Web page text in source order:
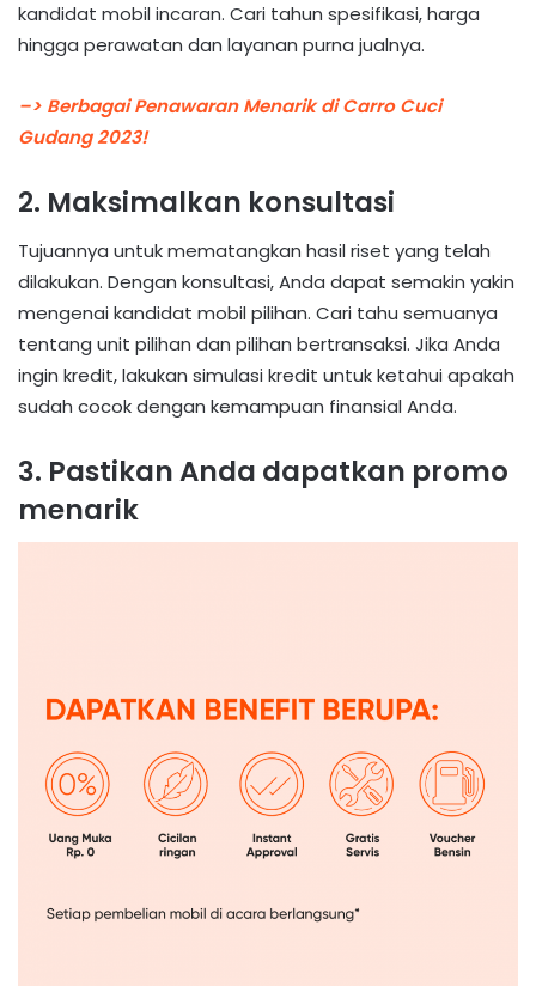
kandidat mobil incaran. Cari tahun spesifikasi, harga
hingga perawatan dan layanan purna jualnya.
–> Berbagai Penawaran Menarik di Carro Cuci
Gudang 2023!
2. Maksimalkan konsultasi
Tujuannya untuk mematangkan hasil riset yang telah
dilakukan. Dengan konsultasi, Anda dapat semakin yakin
mengenai kandidat mobil pilihan. Cari tahu semuanya
tentang unit pilihan dan pilihan bertransaksi. Jika Anda
ingin kredit, lakukan simulasi kredit untuk ketahui apakah
sudah cocok dengan kemampuan finansial Anda.
3. Pastikan Anda dapatkan promo
menarik